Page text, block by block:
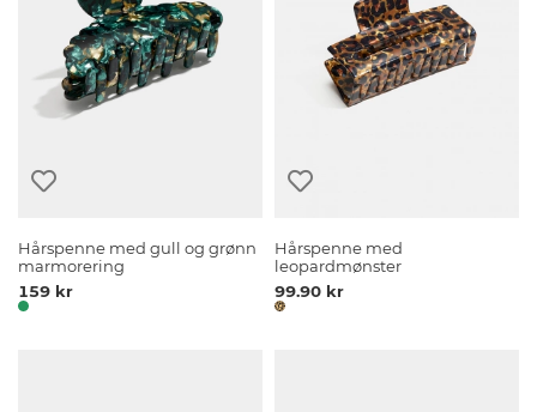
Hårspenne med gull og grønn
marmorering
159 kr
Hårspenne med
leopardmønster
99.90 kr